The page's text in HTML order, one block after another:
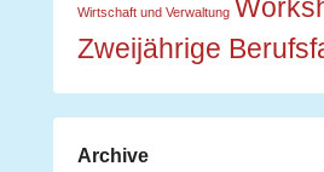
Wirtschaft und Verwaltung
Zweijährige
Archive